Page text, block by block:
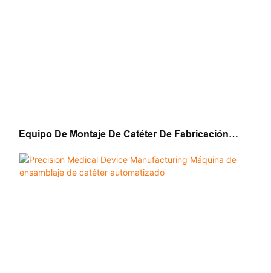
Equipo De Montaje De Catéter De Fabricación